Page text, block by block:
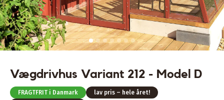
Vægdrivhus Variant 212 - Model D
FRAGTFRIT i Danmark
lav pris – hele året!